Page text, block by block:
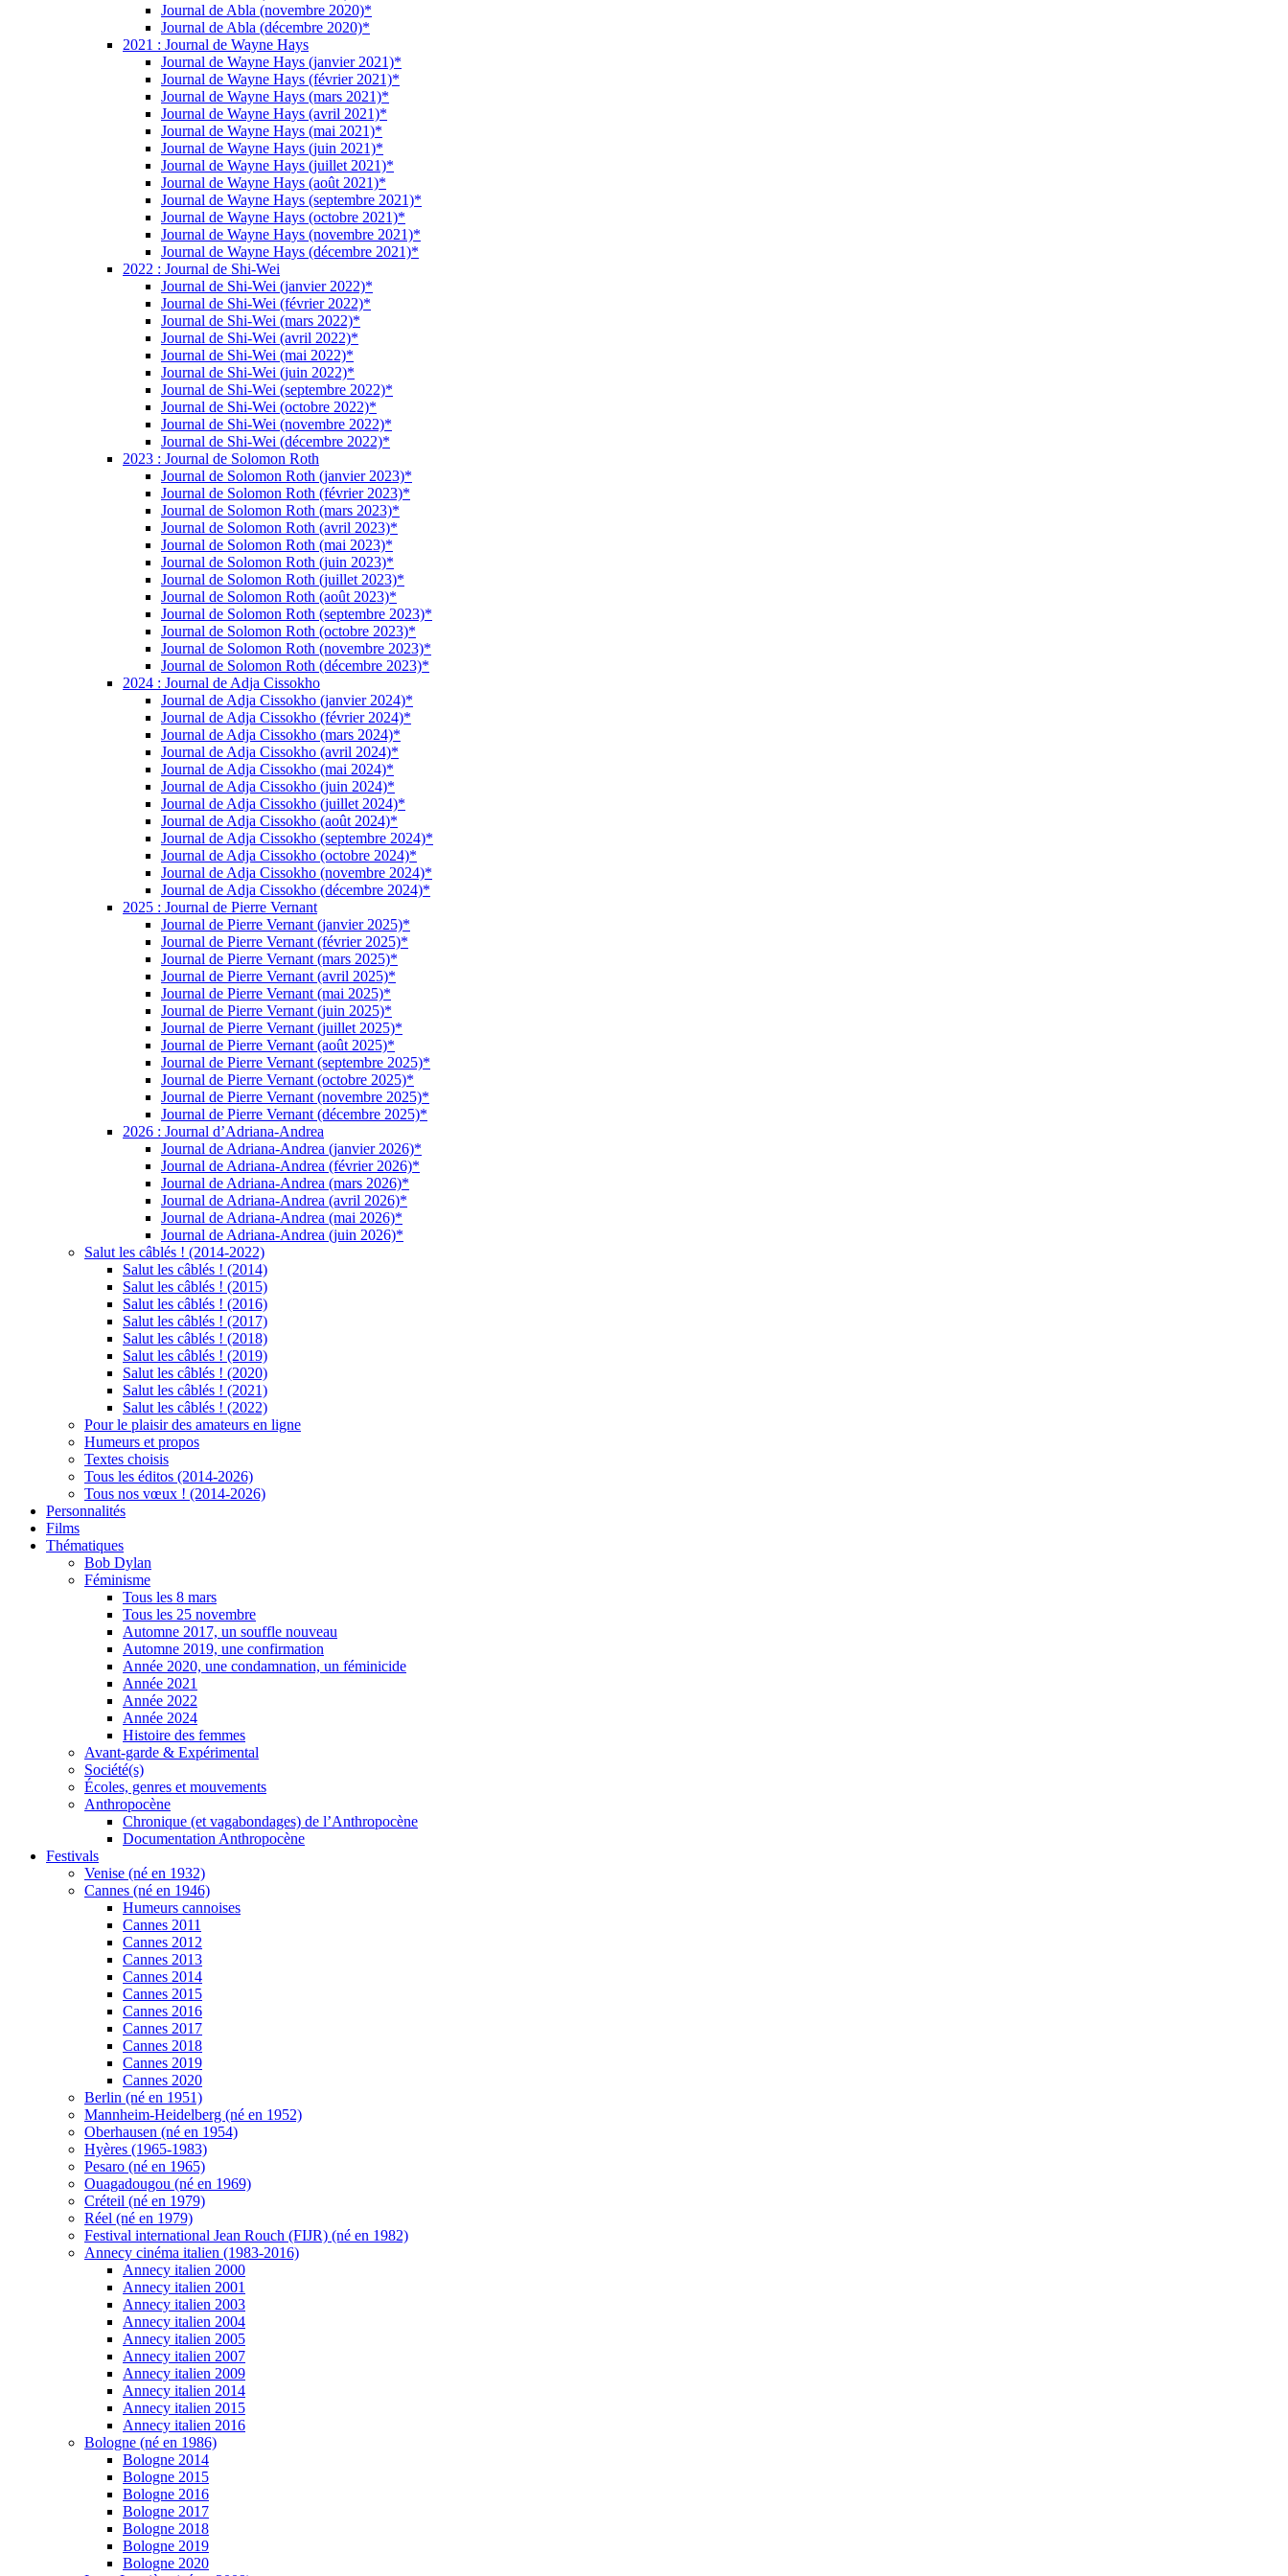
Journal de Abla (novembre 2020)*
Journal de Abla (décembre 2020)*
2021 : Journal de Wayne Hays
Journal de Wayne Hays (janvier 2021)*
Journal de Wayne Hays (février 2021)*
Journal de Wayne Hays (mars 2021)*
Journal de Wayne Hays (avril 2021)*
Journal de Wayne Hays (mai 2021)*
Journal de Wayne Hays (juin 2021)*
Journal de Wayne Hays (juillet 2021)*
Journal de Wayne Hays (août 2021)*
Journal de Wayne Hays (septembre 2021)*
Journal de Wayne Hays (octobre 2021)*
Journal de Wayne Hays (novembre 2021)*
Journal de Wayne Hays (décembre 2021)*
2022 : Journal de Shi-Wei
Journal de Shi-Wei (janvier 2022)*
Journal de Shi-Wei (février 2022)*
Journal de Shi-Wei (mars 2022)*
Journal de Shi-Wei (avril 2022)*
Journal de Shi-Wei (mai 2022)*
Journal de Shi-Wei (juin 2022)*
Journal de Shi-Wei (septembre 2022)*
Journal de Shi-Wei (octobre 2022)*
Journal de Shi-Wei (novembre 2022)*
Journal de Shi-Wei (décembre 2022)*
2023 : Journal de Solomon Roth
Journal de Solomon Roth (janvier 2023)*
Journal de Solomon Roth (février 2023)*
Journal de Solomon Roth (mars 2023)*
Journal de Solomon Roth (avril 2023)*
Journal de Solomon Roth (mai 2023)*
Journal de Solomon Roth (juin 2023)*
Journal de Solomon Roth (juillet 2023)*
Journal de Solomon Roth (août 2023)*
Journal de Solomon Roth (septembre 2023)*
Journal de Solomon Roth (octobre 2023)*
Journal de Solomon Roth (novembre 2023)*
Journal de Solomon Roth (décembre 2023)*
2024 : Journal de Adja Cissokho
Journal de Adja Cissokho (janvier 2024)*
Journal de Adja Cissokho (février 2024)*
Journal de Adja Cissokho (mars 2024)*
Journal de Adja Cissokho (avril 2024)*
Journal de Adja Cissokho (mai 2024)*
Journal de Adja Cissokho (juin 2024)*
Journal de Adja Cissokho (juillet 2024)*
Journal de Adja Cissokho (août 2024)*
Journal de Adja Cissokho (septembre 2024)*
Journal de Adja Cissokho (octobre 2024)*
Journal de Adja Cissokho (novembre 2024)*
Journal de Adja Cissokho (décembre 2024)*
2025 : Journal de Pierre Vernant
Journal de Pierre Vernant (janvier 2025)*
Journal de Pierre Vernant (février 2025)*
Journal de Pierre Vernant (mars 2025)*
Journal de Pierre Vernant (avril 2025)*
Journal de Pierre Vernant (mai 2025)*
Journal de Pierre Vernant (juin 2025)*
Journal de Pierre Vernant (juillet 2025)*
Journal de Pierre Vernant (août 2025)*
Journal de Pierre Vernant (septembre 2025)*
Journal de Pierre Vernant (octobre 2025)*
Journal de Pierre Vernant (novembre 2025)*
Journal de Pierre Vernant (décembre 2025)*
2026 : Journal d’Adriana-Andrea
Journal de Adriana-Andrea (janvier 2026)*
Journal de Adriana-Andrea (février 2026)*
Journal de Adriana-Andrea (mars 2026)*
Journal de Adriana-Andrea (avril 2026)*
Journal de Adriana-Andrea (mai 2026)*
Journal de Adriana-Andrea (juin 2026)*
Salut les câblés ! (2014-2022)
Salut les câblés ! (2014)
Salut les câblés ! (2015)
Salut les câblés ! (2016)
Salut les câblés ! (2017)
Salut les câblés ! (2018)
Salut les câblés ! (2019)
Salut les câblés ! (2020)
Salut les câblés ! (2021)
Salut les câblés ! (2022)
Pour le plaisir des amateurs en ligne
Humeurs et propos
Textes choisis
Tous les éditos (2014-2026)
Tous nos vœux ! (2014-2026)
Personnalités
Films
Thématiques
Bob Dylan
Féminisme
Tous les 8 mars
Tous les 25 novembre
Automne 2017, un souffle nouveau
Automne 2019, une confirmation
Année 2020, une condamnation, un féminicide
Année 2021
Année 2022
Année 2024
Histoire des femmes
Avant-garde & Expérimental
Société(s)
Écoles, genres et mouvements
Anthropocène
Chronique (et vagabondages) de l’Anthropocène
Documentation Anthropocène
Festivals
Venise (né en 1932)
Cannes (né en 1946)
Humeurs cannoises
Cannes 2011
Cannes 2012
Cannes 2013
Cannes 2014
Cannes 2015
Cannes 2016
Cannes 2017
Cannes 2018
Cannes 2019
Cannes 2020
Berlin (né en 1951)
Mannheim-Heidelberg (né en 1952)
Oberhausen (né en 1954)
Hyères (1965-1983)
Pesaro (né en 1965)
Ouagadougou (né en 1969)
Créteil (né en 1979)
Réel (né en 1979)
Festival international Jean Rouch (FIJR) (né en 1982)
Annecy cinéma italien (1983-2016)
Annecy italien 2000
Annecy italien 2001
Annecy italien 2003
Annecy italien 2004
Annecy italien 2005
Annecy italien 2007
Annecy italien 2009
Annecy italien 2014
Annecy italien 2015
Annecy italien 2016
Bologne (né en 1986)
Bologne 2014
Bologne 2015
Bologne 2016
Bologne 2017
Bologne 2018
Bologne 2019
Bologne 2020